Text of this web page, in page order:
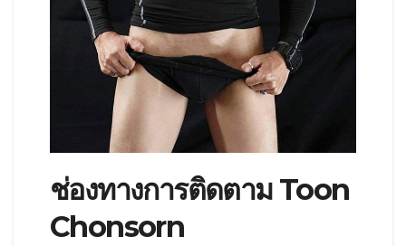
ช่องทางการติดตาม Toon
Chonsorn